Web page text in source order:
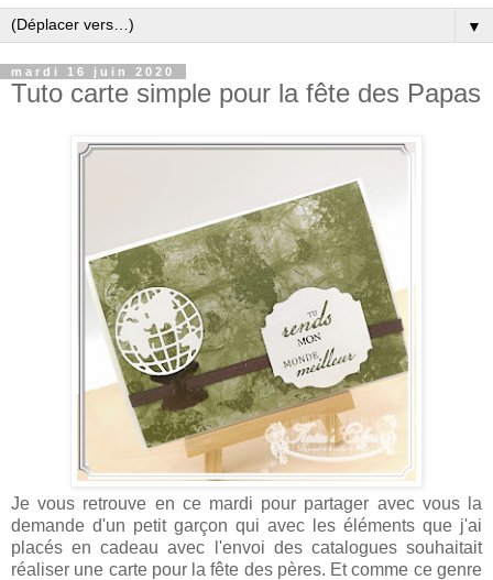
▼
mardi 16 juin 2020
Tuto carte simple pour la fête des Papas
Je vous retrouve en ce mardi pour partager avec vous la
demande d'un petit garçon qui avec les éléments que j'ai
placés en cadeau avec l'envoi des catalogues souhaitait
réaliser une carte pour la fête des pères. Et comme ce genre